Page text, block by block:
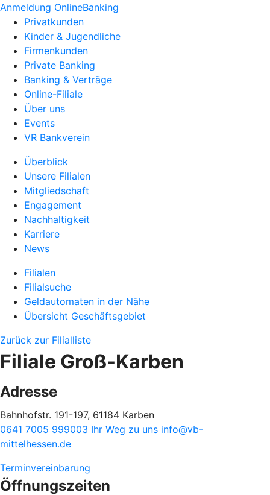
Anmeldung OnlineBanking
Privatkunden
Kinder & Jugendliche
Firmenkunden
Private Banking
Banking & Verträge
Online-Filiale
Über uns
Events
VR Bankverein
Überblick
Unsere Filialen
Mitgliedschaft
Engagement
Nachhaltigkeit
Karriere
News
Filialen
Filialsuche
Geldautomaten in der Nähe
Übersicht Geschäftsgebiet
Zurück zur Filialliste
Filiale Groß-Karben
Adresse
Bahnhofstr. 191-197, 61184 Karben
0641 7005 999003 Ihr Weg zu uns info@vb-
mittelhessen.de
Terminvereinbarung
Öffnungszeiten